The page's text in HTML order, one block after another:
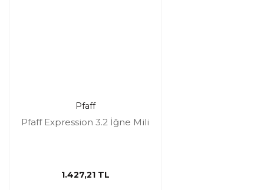
Pfaff
Pfaff Expression 3.2 İğne Mili
1.427,21 TL